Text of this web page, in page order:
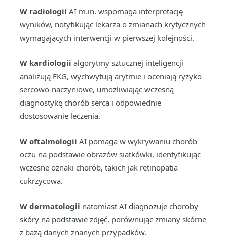
W radiologii AI m.in. wspomaga interpretację
wyników, notyfikując lekarza o zmianach krytycznych
wymagających interwencji w pierwszej kolejności.
W kardiologii algorytmy sztucznej inteligencji
analizują EKG, wychwytują arytmie i oceniają ryzyko
sercowo-naczyniowe, umożliwiając wczesną
diagnostykę chorób serca i odpowiednie
dostosowanie leczenia.
W oftalmologii AI pomaga w wykrywaniu chorób
oczu na podstawie obrazów siatkówki, identyfikując
wczesne oznaki chorób, takich jak retinopatia
cukrzycowa.
W dermatologii natomiast AI diagnozuje choroby
skóry na podstawie zdjęć, porównując zmiany skórne
z bazą danych znanych przypadków.